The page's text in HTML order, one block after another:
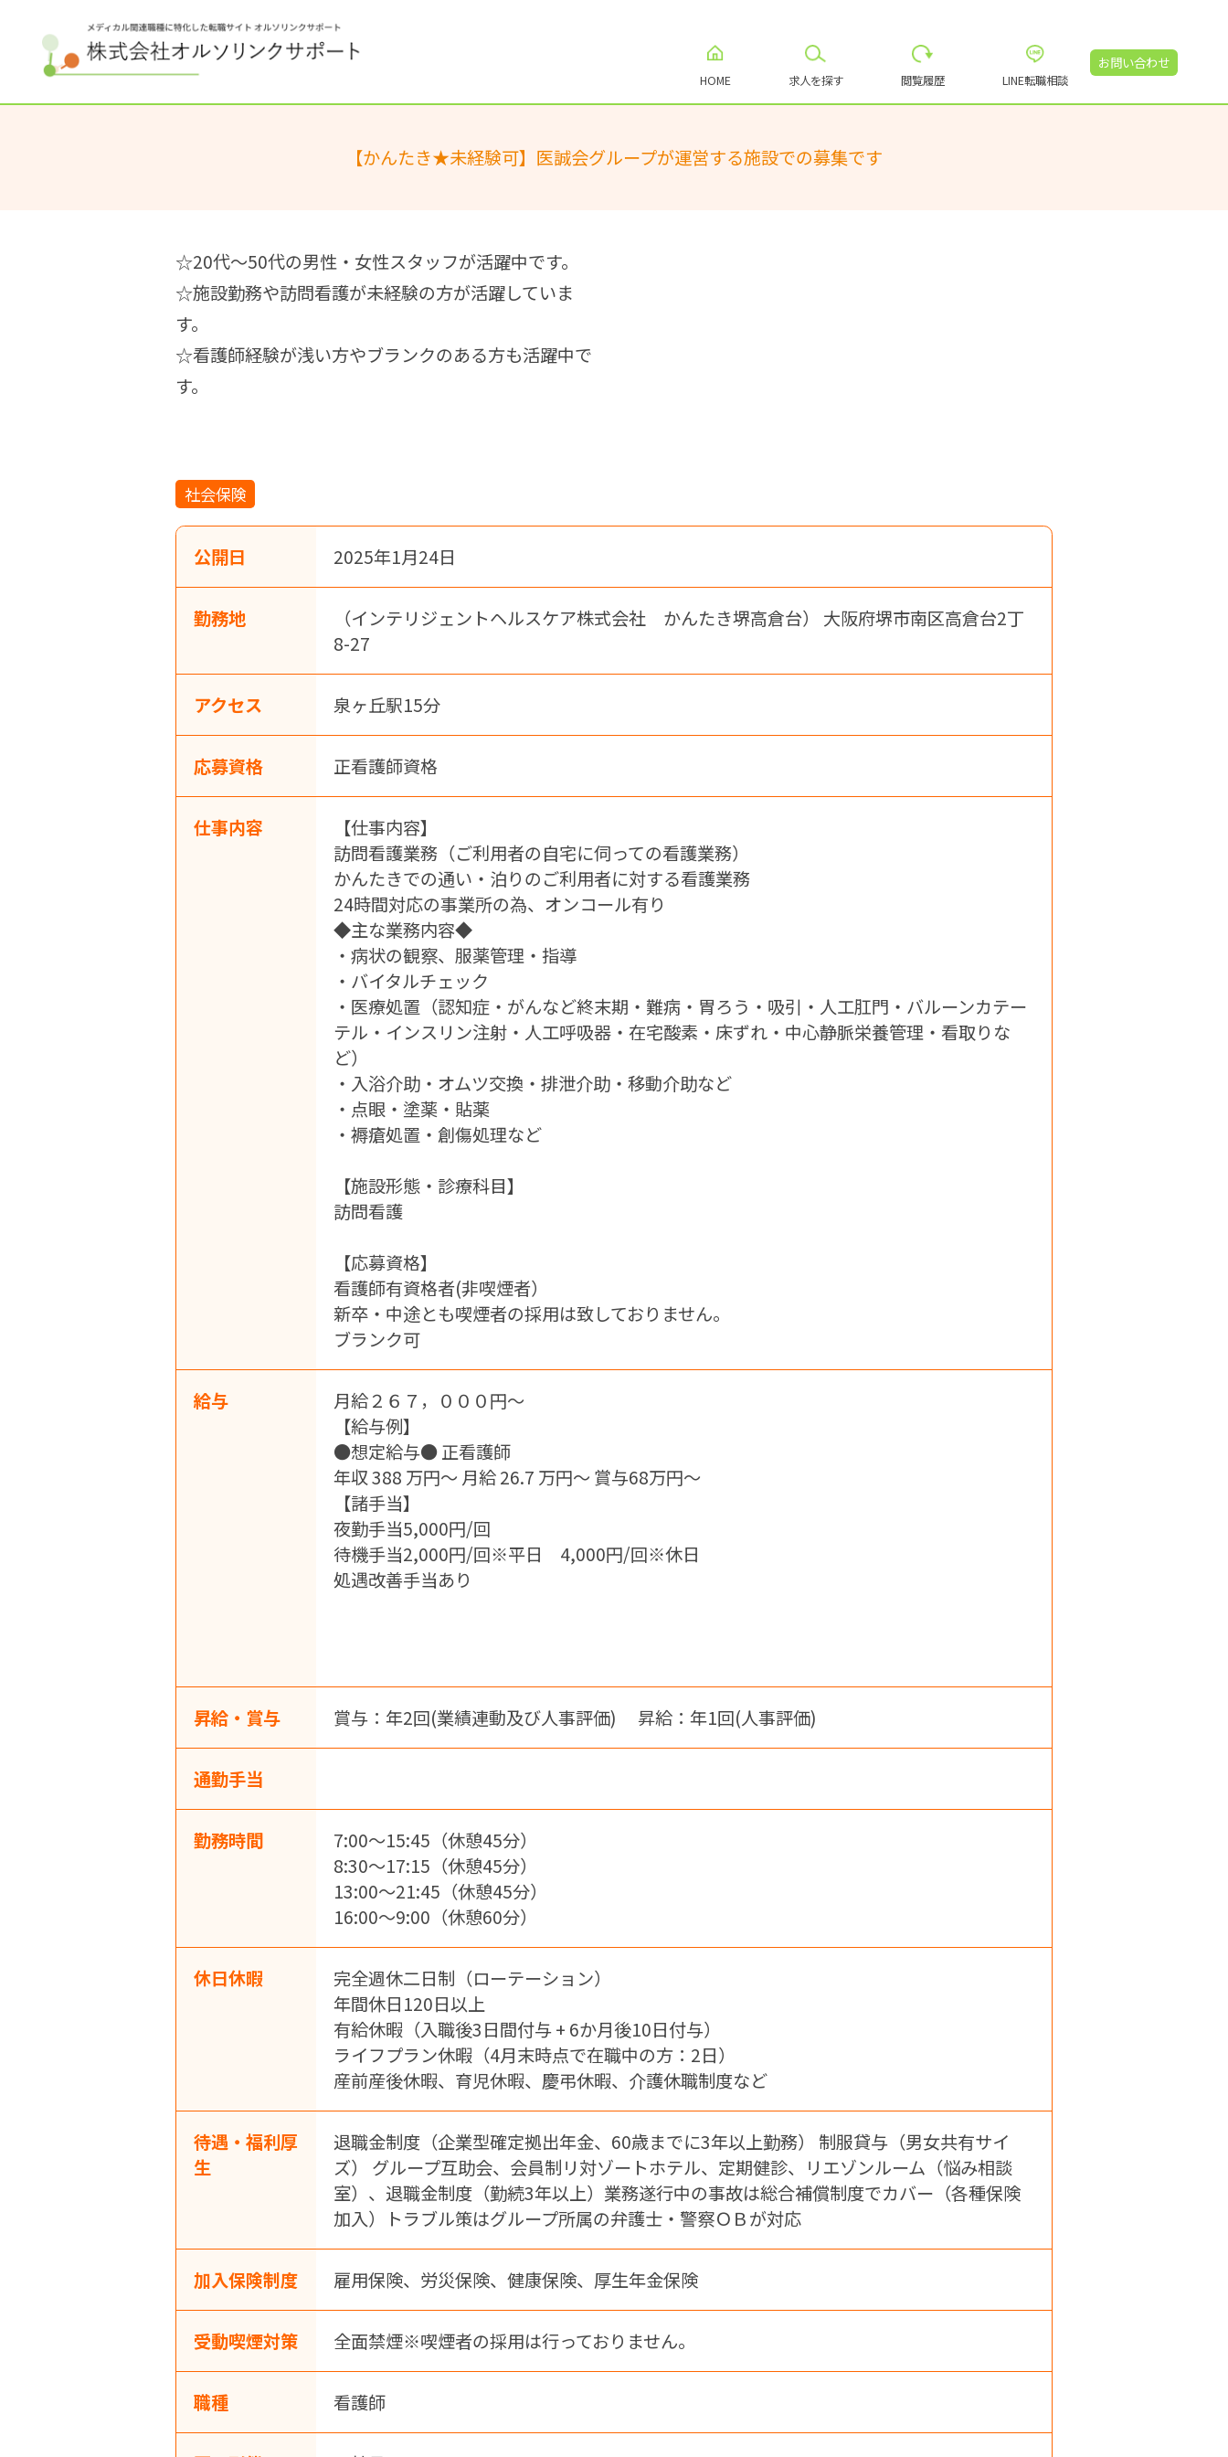
HOME 求人を探す 閲覧履歴 LINE転職相談
お問い合わせ
【かんたき★未経験可】医誠会グループが運営する施設での募集です
☆20代～50代の男性・女性スタッフが活躍中です。
☆施設勤務や訪問看護が未経験の方が活躍していま
す。
☆看護師経験が浅い方やブランクのある方も活躍中で
す。
社会保険
公開日 2025年1月24日
勤務地
（インテリジェントヘルスケア株式会社 かんたき堺高倉台） 大阪府堺市南区高倉台2丁
8-27
アクセス 泉ヶ丘駅15分
応募資格 正看護師資格
仕事内容
【仕事内容】
訪問看護業務（ご利用者の自宅に伺っての看護業務）
かんたきでの通い・泊りのご利用者に対する看護業務
24時間対応の事業所の為、オンコール有り
◆主な業務内容◆
・病状の観察、服薬管理・指導
・バイタルチェック
・医療処置（認知症・がんなど終末期・難病・胃ろう・吸引・人工肛門・バルーンカテー
テル・インスリン注射・人工呼吸器・在宅酸素・床ずれ・中心静脈栄養管理・看取りな
ど）
・入浴介助・オムツ交換・排泄介助・移動介助など
・点眼・塗薬・貼薬
・褥瘡処置・創傷処理など
【施設形態・診療科目】
訪問看護
【応募資格】
看護師有資格者(非喫煙者）
新卒・中途とも喫煙者の採用は致しておりません。
ブランク可
給与
月給２６７，０００円〜
【給与例】
●想定給与● 正看護師
年収 388 万円～ 月給 26.7 万円～ 賞与68万円〜
【諸手当】
夜勤手当5,000円/回
待機手当2,000円/回※平日 4,000円/回※休日
処遇改善手当あり
昇給・賞与 賞与：年2回(業績連動及び人事評価) 昇給：年1回(人事評価)
通勤手当
勤務時間
7:00～15:45（休憩45分）
8:30～17:15（休憩45分）
13:00～21:45（休憩45分）
16:00～9:00（休憩60分）
休日休暇
完全週休二日制（ローテーション）
年間休日120日以上
有給休暇（入職後3日間付与 + 6か月後10日付与）
ライフプラン休暇（4月末時点で在職中の方：2日）
産前産後休暇、育児休暇、慶弔休暇、介護休職制度など
待遇・福利厚
生
退職金制度（企業型確定拠出年金、60歳までに3年以上勤務） 制服貸与（男女共有サイ
ズ） グループ互助会、会員制リ対ゾートホテル、定期健診、リエゾンルーム（悩み相談
室）、退職金制度（勤続3年以上）業務遂行中の事故は総合補償制度でカバー（各種保険
加入）トラブル策はグループ所属の弁護士・警察ＯＢが対応
加入保険制度 雇用保険、労災保険、健康保険、厚生年金保険
受動喫煙対策 全面禁煙※喫煙者の採用は行っておりません。
職種 看護師